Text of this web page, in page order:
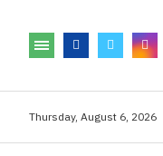
Thursday, August 6, 2026